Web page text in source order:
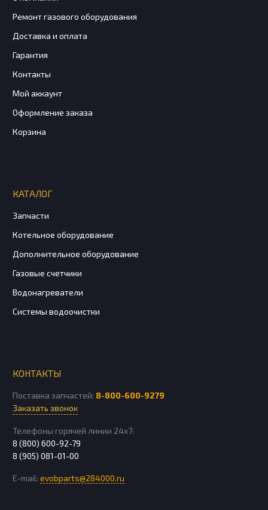
Ремонт газового оборудования
Доставка и оплата
Гарантия
Контакты
Мой аккаунт
Оформление заказа
Корзина
КАТАЛОГ
Запчасти
Котельное оборудование
Дополнительное оборудование
Газовые счетчики
Водонагреватели
Системы водоочистки
КОНТАКТЫ
Поставка запчастей: 8-800-600-9279
Заказать звонок
Телефоны горячей линии 24х7:
8 (800) 600-92-79
8 (905) 081-01-00
E-mail: evobparts@284000.ru